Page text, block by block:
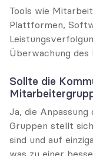
Tools wie
Plattformen,
Überwachung des
Sollte die
Ja, die
Gruppen stellt
sind und auf
was zu einer